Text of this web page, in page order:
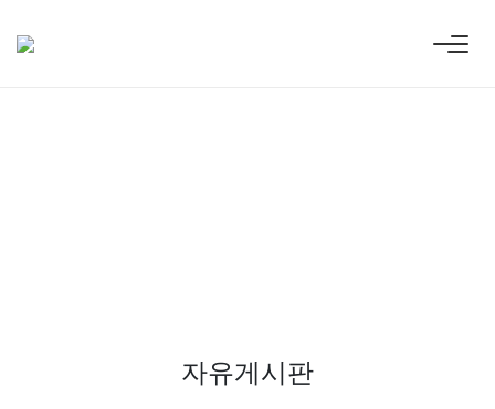
자유게시판